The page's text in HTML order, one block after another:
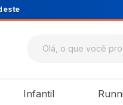
Infantil